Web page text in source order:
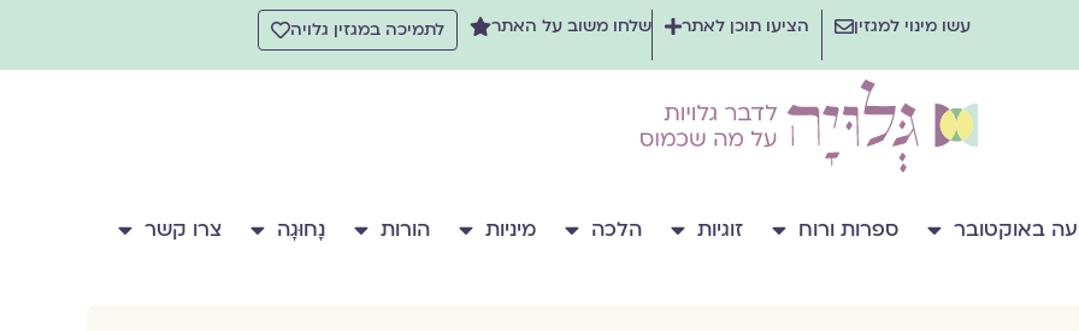
עשו מינוי למגזין הציעו תוכן לאתר שלחו משוב על האתר לתמיכה במגזין גלויה
באוקטובר ספרות ורוח זוגיות הלכה מיניות הורות נָחוּגָה צרו קשר